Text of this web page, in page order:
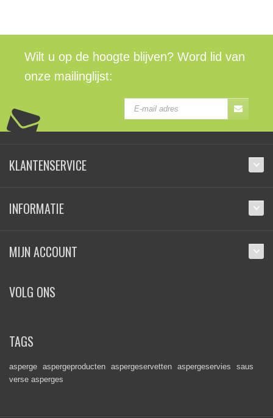
Wilt u op de hoogte blijven? Word lid van
onze mailinglijst:
KLANTENSERVICE
INFORMATIE
MIJN ACCOUNT
VOLG ONS
TAGS
asperge aspergeproducten aspergeservetten aspergeservies
saus
verse asperges